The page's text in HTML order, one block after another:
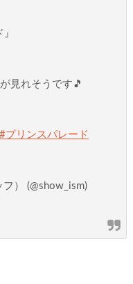
見れそうです🎵
#プリンスパレード
） (@show_ism)